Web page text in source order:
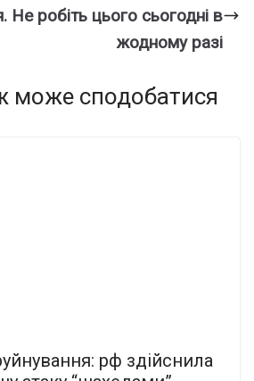
Не робіть цього сьогодні в
жодному разі
може сподобатися
рф здійснила